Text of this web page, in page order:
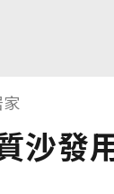
沙發